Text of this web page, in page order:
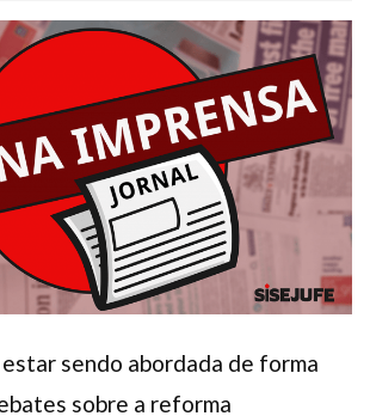
sendo abordada de forma
sobre a reforma
Twitter YoutubeTikTok Whatsapp